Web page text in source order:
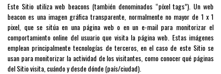
Este Sitio utiliza web beacons (también denominados “píxel tags”). Un web
beacon es una imagen gráfica transparente, normalmente no mayor de 1 x 1
pixel, que se sitúa en una página web o en un e-mail para monitorizar el
comportamiento online del usuario que visita la página web. Estas imágenes
emplean principalmente tecnologías de terceros, en el caso de este Sitio se
usan para monitorizar la actividad de los visitantes, como conocer qué páginas
del Sitio visita, cuándo y desde dónde (país/ciudad).